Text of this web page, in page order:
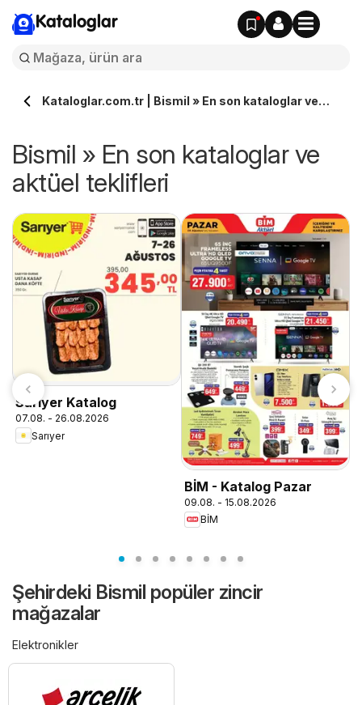
Kataloglar
Kataloglar.com.tr | Bismil » En son kataloglar ve
Bismil » En son kataloglar ve
aktüel teklifleri
Sarıyer Katalog
07.08. - 26.08.2026
Sarıyer
BİM - Katalog Pazar
09.08. - 15.08.2026
BİM
Şehirdeki Bismil popüler zincir
mağazalar
Elektronikler